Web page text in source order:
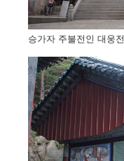
승가자 주불전인 대웅전